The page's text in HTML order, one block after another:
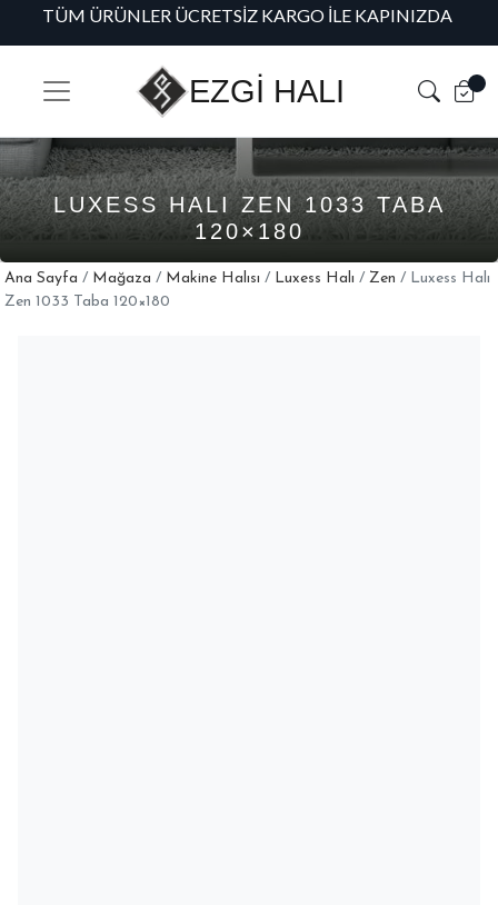
TÜM ÜRÜNLER ÜCRETSIZ KARGO İLE KAPINIZDA
EZGİ HALI
LUXESS HALI ZEN 1033 TABA
120×180
Ana Sayfa / Mağaza / Makine Halısı / Luxess Halı / Zen / Luxess Halı
Zen 1033 Taba 120×180